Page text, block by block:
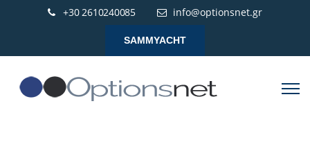
+30 2610240085 info@optionsnet.gr
SAMMYACHT